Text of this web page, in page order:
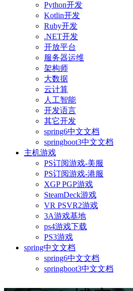
Python开发
Kotlin开发
Ruby开发
.NET开发
开放平台
服务器运维
架构师
大数据
云计算
人工智能
开发语言
其它开发
spring6中文文档
springboot3中文文档
主机游戏
PS订阅游戏-美服
PS订阅游戏-港服
XGP PGP游戏
SteamDeck游戏
VR PSVR2游戏
3A游戏基地
ps4游戏下载
PS3游戏
spring中文文档
spring6中文文档
springboot3中文文档